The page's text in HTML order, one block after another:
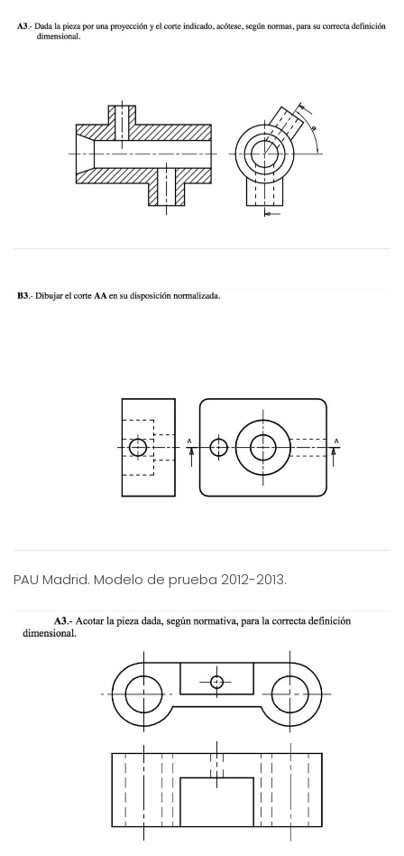
PAU Madrid. Modelo de prueba 2012-2013.